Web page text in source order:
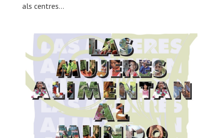
als centres...